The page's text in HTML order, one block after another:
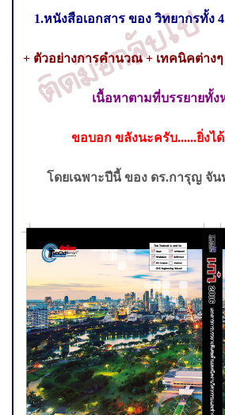
1.หนังสือเอกสาร ของ วิทยากรทั้ง
+ ตัวอย่างการคำนวณ + เทคนิคต่าง
เนื้อหาตามที่บรรยายทั้ง
ขอบอก ขลังนะครับ......ยิ่งไ
โดยเฉพาะปีนี้ ของ ดร.การุญ จั